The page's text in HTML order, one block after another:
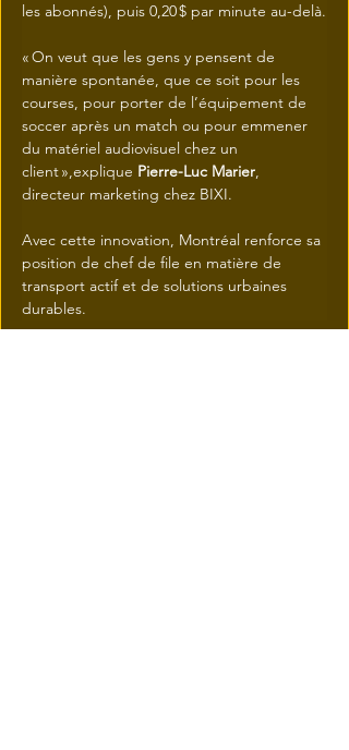
les abonnés), puis 0,20 $ par minute au-delà.
« On veut que les gens y pensent de
manière spontanée, que ce soit pour les
courses, pour porter de l’équipement de
soccer après un match ou pour emmener
du matériel audiovisuel chez un
client »,explique Pierre-Luc Marier,
directeur marketing chez BIXI.
Avec cette innovation, Montréal renforce sa
position de chef de file en matière de
transport actif et de solutions urbaines
durables.